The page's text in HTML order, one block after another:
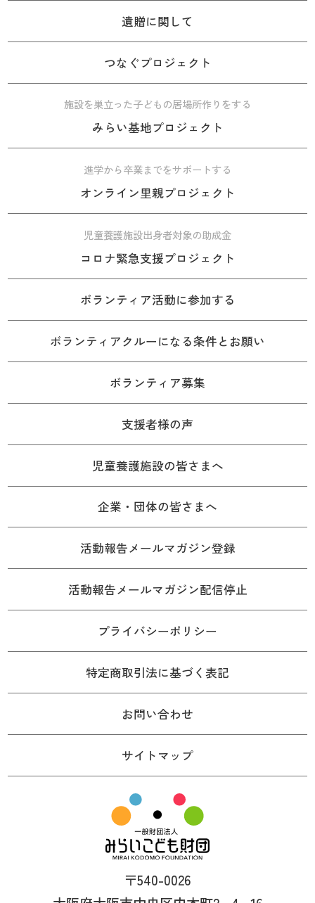
遺贈に関して
つなぐプロジェクト
施設を巣立った子どもの居場所作りをする
みらい基地プロジェクト
進学から卒業までをサポートする
オンライン里親プロジェクト
児童養護施設出身者対象の助成金
コロナ緊急支援プロジェクト
ボランティア活動に参加する
ボランティアクルーになる条件とお願い
ボランティア募集
支援者様の声
児童養護施設の皆さまへ
企業・団体の皆さまへ
活動報告メールマガジン登録
活動報告メールマガジン配信停止
プライバシーポリシー
特定商取引法に基づく表記
お問い合わせ
サイトマップ
〒540-0026